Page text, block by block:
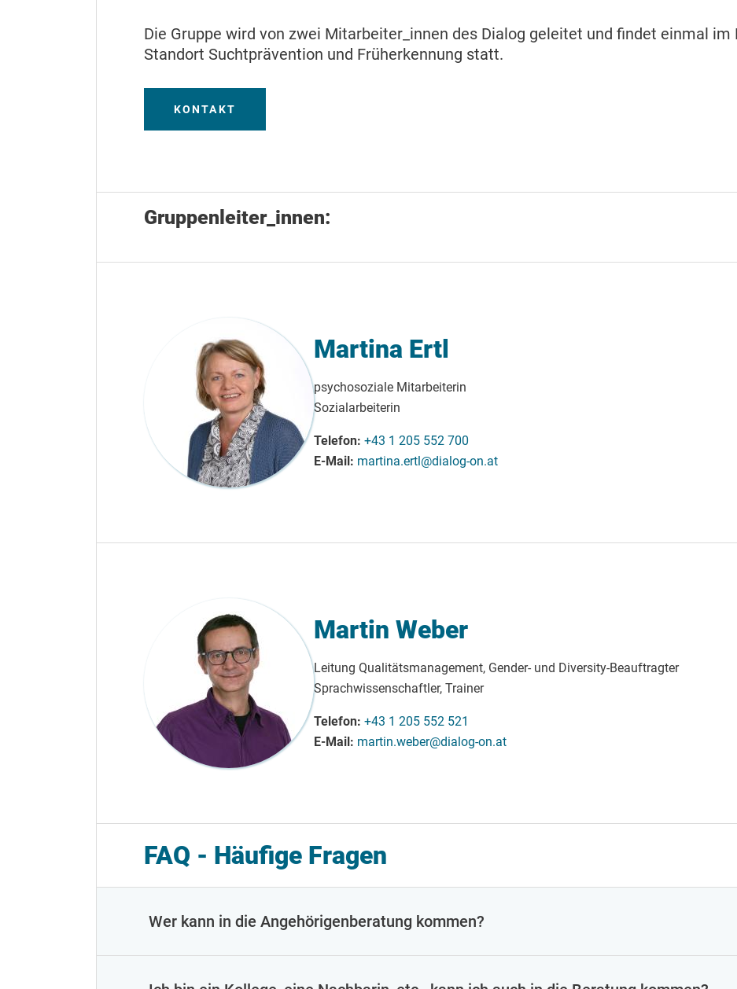
Die Gruppe wird von zwei Mitarbeiter_innen des Dialog geleitet und findet einmal im
Standort Suchtprävention und Früherkennung statt.
KONTAKT
Gruppenleiter_innen:
Martina Ertl
psychosoziale Mitarbeiterin
Sozialarbeiterin
Telefon +43 1 205 552 700
E-Mail martina.ertl@dialog-on.at
Martin Weber
Leitung Qualitätsmanagement, Gender- und Diversity-Beauftragter
Sprachwissenschaftler, Trainer
Telefon +43 1 205 552 521
E-Mail martin.weber@dialog-on.at
FAQ - Häufige Fragen
Wer kann in die Angehörigenberatung kommen?